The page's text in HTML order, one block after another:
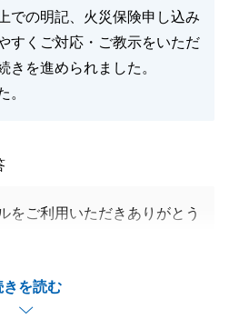
での明記、火災保険申し込み
すくご対応・ご教示をいただ
きを進められました。
。
きを読む
をご利用いただきありがとう
ます。
とでお困りな点がございまし